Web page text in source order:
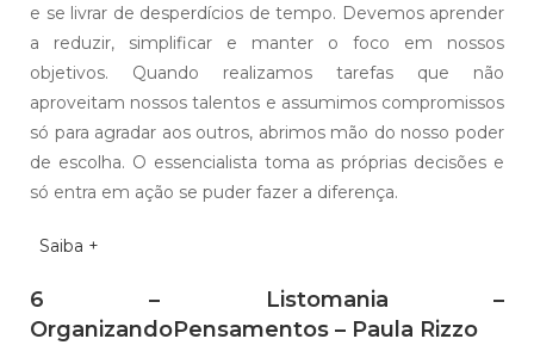
e se livrar de desperdícios de tempo. Devemos aprender
a reduzir, simplificar e manter o foco em nossos
objetivos. Quando realizamos tarefas que não
aproveitam nossos talentos e assumimos compromissos
só para agradar aos outros, abrimos mão do nosso poder
de escolha. O essencialista toma as próprias decisões e
só entra em ação se puder fazer a diferença.
Saiba +
6 – Listomania –
OrganizandoPensamentos – Paula Rizzo